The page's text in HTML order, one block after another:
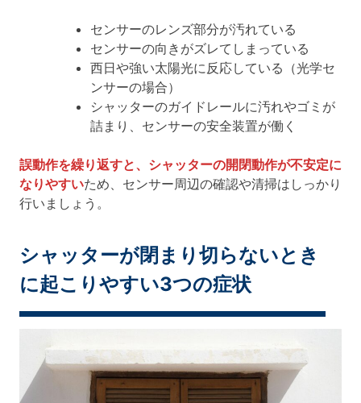
センサーのレンズ部分が汚れている
センサーの向きがズレてしまっている
西日や強い太陽光に反応している（光学セ
ンサーの場合）
シャッターのガイドレールに汚れやゴミが
詰まり、センサーの安全装置が働く
誤動作を繰り返すと、シャッターの開閉動作が不安定に
なりやすいため、センサー周辺の確認や清掃はしっかり
行いましょう。
シャッターが閉まり切らないとき
に起こりやすい3つの症状